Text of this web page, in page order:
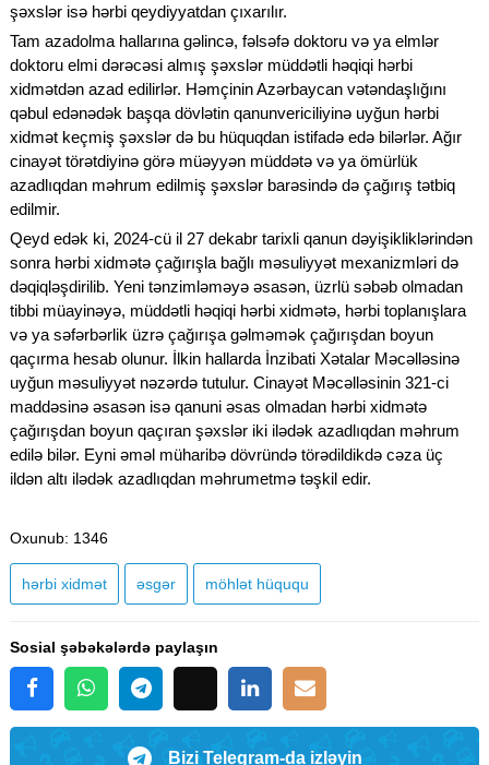
şəxslər isə hərbi qeydiyyatdan çıxarılır.
Tam azadolma hallarına gəlincə, fəlsəfə doktoru və ya elmlər
doktoru elmi dərəcəsi almış şəxslər müddətli həqiqi hərbi
xidmətdən azad edilirlər. Həmçinin Azərbaycan vətəndaşlığını
qəbul edənədək başqa dövlətin qanunvericiliyinə uyğun hərbi
xidmət keçmiş şəxslər də bu hüquqdan istifadə edə bilərlər. Ağır
cinayət törətdiyinə görə müəyyən müddətə və ya ömürlük
azadlıqdan məhrum edilmiş şəxslər barəsində də çağırış tətbiq
edilmir.
Qeyd edək ki, 2024-cü il 27 dekabr tarixli qanun dəyişikliklərindən
sonra hərbi xidmətə çağırışla bağlı məsuliyyət mexanizmləri də
dəqiqləşdirilib. Yeni tənzimləməyə əsasən, üzrlü səbəb olmadan
tibbi müayinəyə, müddətli həqiqi hərbi xidmətə, hərbi toplanışlara
və ya səfərbərlik üzrə çağırışa gəlməmək çağırışdan boyun
qaçırma hesab olunur. İlkin hallarda İnzibati Xətalar Məcəlləsinə
uyğun məsuliyyət nəzərdə tutulur. Cinayət Məcəlləsinin 321-ci
maddəsinə əsasən isə qanuni əsas olmadan hərbi xidmətə
çağırışdan boyun qaçıran şəxslər iki ilədək azadlıqdan məhrum
edilə bilər. Eyni əməl müharibə dövründə törədildikdə cəza üç
ildən altı ilədək azadlıqdan məhrumetmə təşkil edir.
Oxunub: 1346
hərbi xidmət əsgər möhlət hüququ
Sosial şəbəkələrdə paylaşın
Bizi Telegram-da izləyin